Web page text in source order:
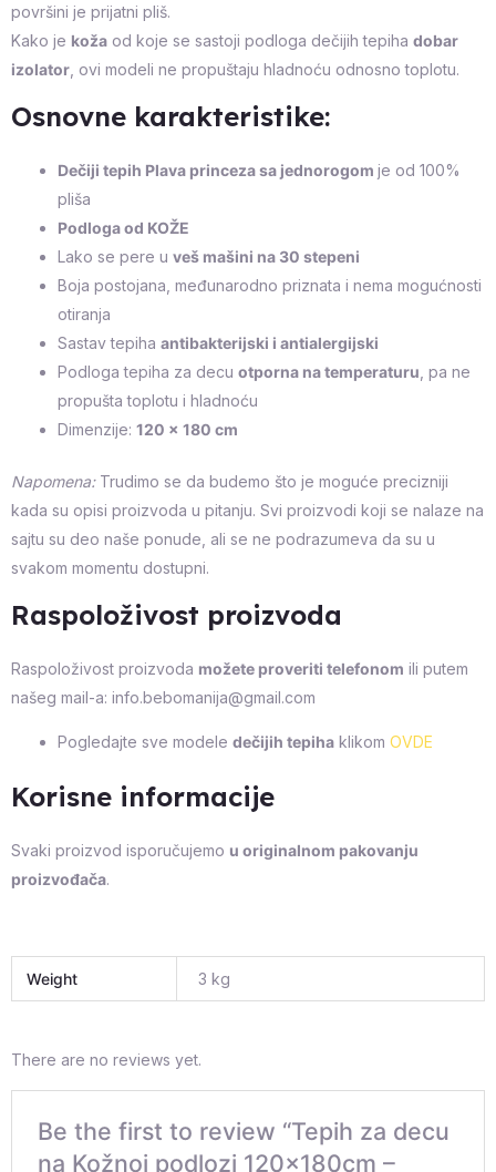
površini je prijatni pliš.
Kako je koža od koje se sastoji podloga dečijih tepiha dobar
izolator , ovi modeli ne propuštaju hladnoću odnosno toplotu.
Osnovne karakteristike:
Dečiji tepih Plava princeza sa jednorogom je od 100%
pliša
Podloga od KOŽE
Lako se pere u veš mašini na 30 stepeni
Boja postojana, međunarodno priznata i nema mogućnosti
otiranja
Sastav tepiha antibakterijski i antialergijski
Podloga tepiha za decu otporna na temperaturu , pa ne
propušta toplotu i hladnoću
Dimenzije: 120 x 180 cm
Napomena:Trudimo se da budemo što je moguće precizniji
kada su opisi proizvoda u pitanju. Svi proizvodi koji se nalaze na
sajtu su deo naše ponude, ali se ne podrazumeva da su u
svakom momentu dostupni.
Raspoloživost proizvoda
Raspoloživost proizvoda možete proveriti telefonom ili putem
našeg mail-a: info.bebomanija@gmail.com
Pogledajte sve modele dečijih tepiha klikom OVDE
Korisne informacije
Svaki proizvod isporučujemo u originalnom pakovanju
proizvođača.
Weight 3 kg
There are no reviews yet.
Be the first to review “Tepih za decu
na Kožnoj podlozi 120x180cm –